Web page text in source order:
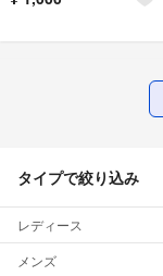
タイプで絞り込み
レディース
メンズ